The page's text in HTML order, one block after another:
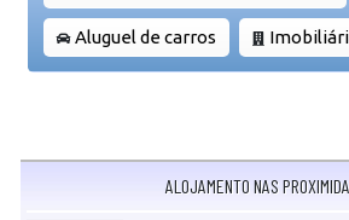
Aluguel de carros
ALOJAMENTO NAS